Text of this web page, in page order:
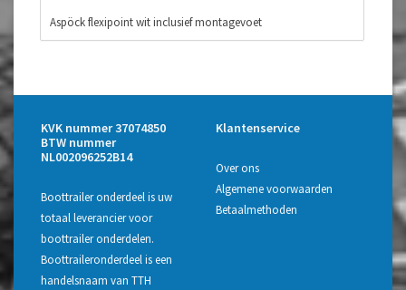
Aspöck flexipoint wit inclusief montagevoet
KVK nummer 37074850
BTW nummer
NL002096252B14
Boottrailer onderdeel is uw
totaal leverancier voor
boottrailer onderdelen.
Boottraileronderdeel is een
handelsnaam van TTH
Klantenservice
Over ons
Algemene voorwaarden
Betaalmethoden